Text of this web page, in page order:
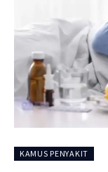
KAMUS PENYAKIT